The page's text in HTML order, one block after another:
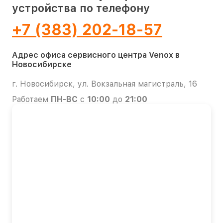
устройства по телефону
+7 (383) 202-18-57
Адрес офиса сервисного центра Venox в
Новосибирске
г. Новосибирск, ул. Вокзальная магистраль, 16
Работаем ПН-ВС с 10:00 до 21:00